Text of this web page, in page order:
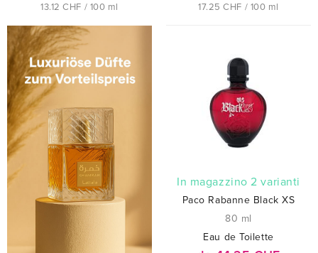
13.12 CHF / 100 ml 17.25 CHF / 100 ml
In magazzino 2 varianti
Paco Rabanne Black XS
80 ml
Eau de Toilette